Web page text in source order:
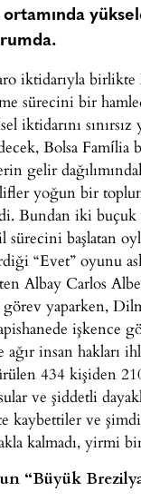
iktidarıyla birlikte
sürecini bir
iktidarını
Bolsa Família
gelir
yoğun bir
Bundan iki buçuk
sürecini başlatan
“Evet” oyunu
Albay Carlos
görev yaparken,
işkence
ağır insan hakları
434 kişiden
ve şiddetli
kaybettiler ve
kalmadı, yirmi
“Büyük